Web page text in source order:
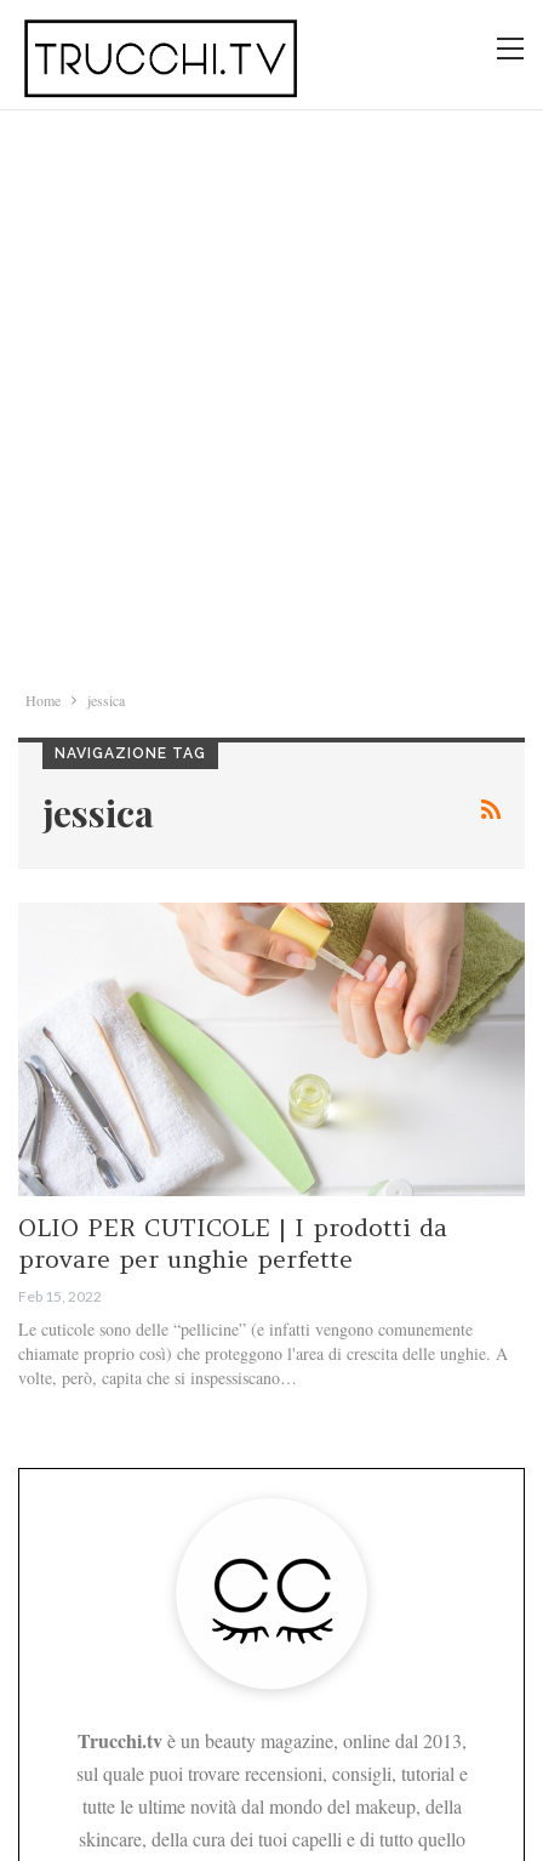
Home jessica
NAVIGAZIONE TAG
jessica
OLIO PER CUTICOLE | I prodotti da
provare per unghie perfette
Feb 15, 2022
Le cuticole sono delle “pellicine” (e infatti vengono comunemente
chiamate proprio così) che proteggono l'area di crescita delle unghie. A
volte, però, capita che si inspessiscano…
Trucchi.tvè un beauty magazine, online dal 2013,
sul quale puoi trovare recensioni, consigli, tutorial e
tutte le ultime novità dal mondo del makeup, della
skincare, della cura dei tuoi capelli e di tutto quello